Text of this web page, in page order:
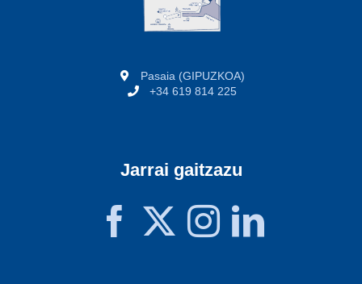
Pasaia (GIPUZKOA)
+34 619 814 225
Jarrai gaitzazu